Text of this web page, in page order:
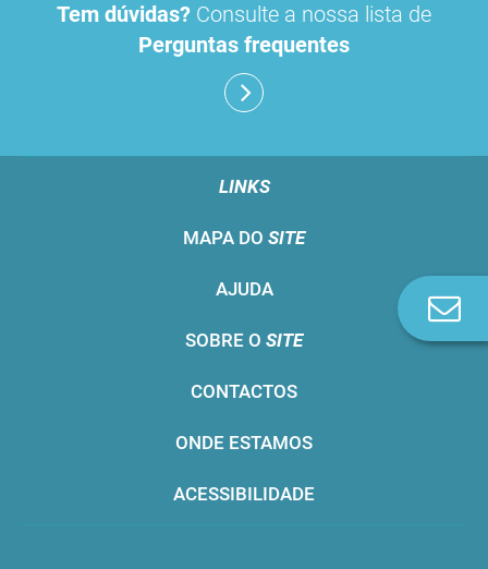
Tem dúvidas? Consulte a nossa lista de
Perguntas frequentes
LINKS
MAPA DO SITE
AJUDA
SOBRE O SITE
CONTACTOS
ONDE ESTAMOS
ACESSIBILIDADE